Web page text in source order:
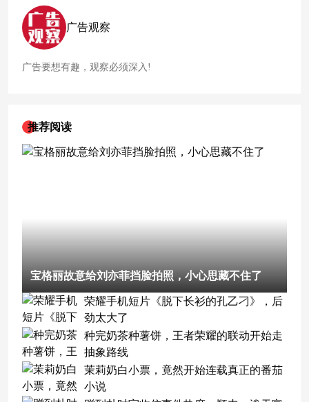
广告观察
广告要想有趣，观察必须深入!
推荐阅读
宝格丽故意给刘亦菲挡脸拍照，小心思藏不住了
荣耀手机短片《脱下长衫的孔乙刁》，后
劲太大了
种完奶茶种薯饼，王者荣耀的联动开始走
抽象路线
茉莉奶白小票，竟然开始连载真正的番茄
小说